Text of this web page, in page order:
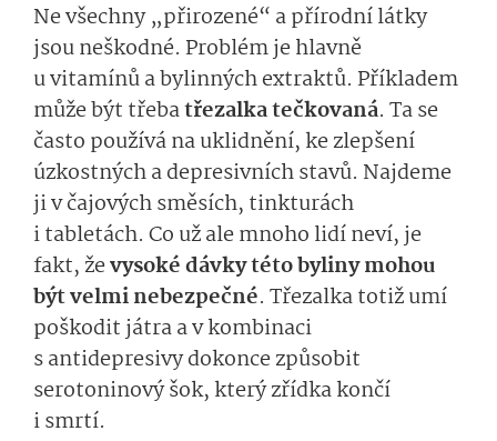
Ne všechny „přirozené“ a přírodní látky
jsou neškodné. Problém je hlavně
u vitamínů a bylinných extraktů. Příkladem
může být třebatřezalka tečkovaná. Ta se
často používá na uklidnění, ke zlepšení
úzkostných a depresivních stavů. Najdeme
ji v čajových směsích, tinkturách
i tabletách. Co už ale mnoho lidí neví, je
fakt, ževysoké dávky této byliny mohou
být velmi nebezpečné. Třezalka totiž umí
poškodit játra a v kombinaci
s antidepresivy dokonce způsobit
serotoninový šok, který zřídka končí
i smrtí.